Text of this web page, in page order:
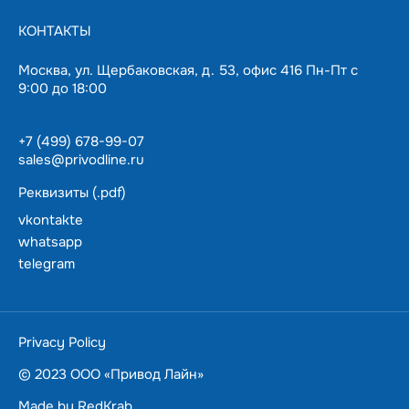
модель поддерживается на складе в Москве, что
вопросы.
варианты решения.
Ценим ваше время — подберем и доставим в
пределах Москвы
в течении суток.
КОНТАКТЫ
Москва, ул. Щербаковская, д. 53, офис 416 Пн-Пт с
9:00 до 18:00
+7 (499) 678-99-07
sales@privodline.ru
Реквизиты (.pdf)
vkontakte
whatsapp
telegram
Privacy Policy
© 2023 ООО «Привод Лайн»